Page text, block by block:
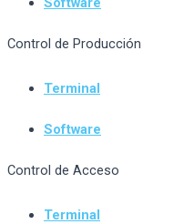
Control de Producción
Terminal
Software
Control de Acceso
Terminal